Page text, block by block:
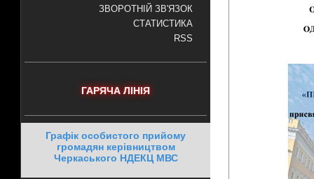
ЗВОРОТНІЙ ЗВ'ЯЗОК
СТАТИСТИКА
RSS
ГАРЯЧА ЛІНІЯ
Графік особистого прийому
громадян керівництвом
Черкаського НДЕКЦ МВС